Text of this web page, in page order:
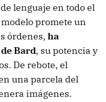
lenguaje en todo el
promete un
órdenes, ha
Bard, su potencia y
De rebote, el
una parcela del
imágenes.